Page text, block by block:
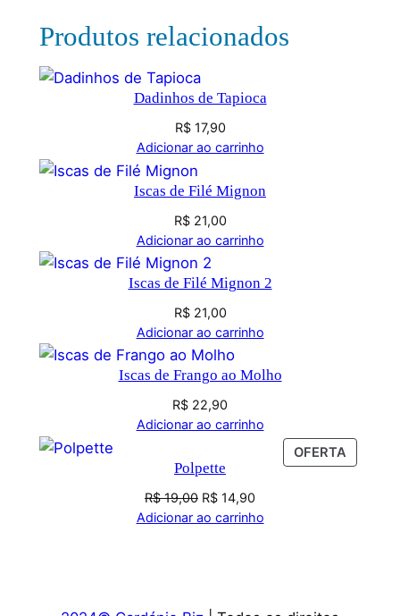
Produtos relacionados
Dadinhos de Tapioca
R$17,90
Adicionar ao carrinho
Iscas de Filé Mignon
R$21,00
Adicionar ao carrinho
Iscas de Filé Mignon 2
R$21,00
Adicionar ao carrinho
Iscas de Frango ao Molho
R$ 22,90
Adicionar ao carrinho
OFERTA
Polpette
R$19,00 R$ 14,90
Adicionar ao carrinho